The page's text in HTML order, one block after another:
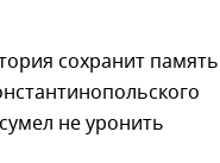
сохранит память
не уронить